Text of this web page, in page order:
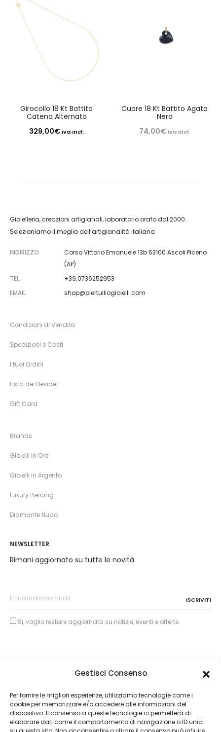
Gestisci Consenso
Per fornire le migliori esperienze, utilizziamo tecnologie come i
cookie per memorizzare e/o accedere alle informazioni del
dispositivo. Il consenso a queste tecnologie ci permetterà di
elaborare dati come il comportamento di navigazione o ID unici
Girocollo 18 Kt Battito
Catena Alternata
329,00€ iva incl.
Cuore 18 Kt Battito Agata
Nera
74,00€ iva incl.
Gioielleria, creazioni artigianali, laboratorio orafo dal 2000.
Selezioniamo il meglio dell’artigianalità italiana
INDIRIZZO
Corso Vittorio Emanuele 13b 63100 Ascoli Piceno
(AP)
TEL.
+39.0736252953
EMAIL
shop@piertulliogioielli.com
Condizioni di Vendita
Spedizioni e Costi
I tuoi Ordini
Lista dei Desideri
Gift Card
Brands
Gioielli in Oro
Gioielli in Argento
Luxury Piercing
Diamante Nudo
NEWSLETTER
Rimani aggiornato su tutte le novità
Si, voglio restare aggiornata su notizie, eventi e offerte
About Piertullio
Condizioni di Vendita